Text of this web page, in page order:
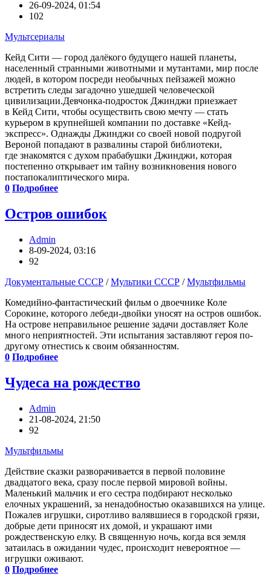
26-09-2024, 01:54
102
Мультсериалы
Кейд Сити — город далёкого будущего нашей планеты,
населенный странными животными и мутантами, мир после
людей, в котором посреди необычных пейзажей можно
встретить следы загадочно ушедшей человеческой
цивилизации.Девчонка-подросток Джинджи приезжает
в Кейд Сити, чтобы осуществить свою мечту — стать
курьером в крупнейшей компании по доставке «Кейд-
экспресс». Однажды Джинджи со своей новой подругой
Вероной попадают в развалины старой библиотеки,
где знакомятся с духом прабабушки Джинджи, которая
постепенно открывает им тайну возникновения нового
постапокалиптического мира.
0 Подробнее
Остров ошибок
Admin
8-09-2024, 03:16
92
Документальные СССР /Мультики СССР /Мультфильмы
Комедийно-фантастический фильм о двоечнике Коле
Сорокине, которого лебеди-двойки уносят на остров ошибок.
На острове неправильное решение задачи доставляет Коле
много неприятностей. Эти испытания заставляют героя по-
другому отнестись к своим обязанностям.
0 Подробнее
Чудеса на рождество
Admin
21-08-2024, 21:50
92
Мультфильмы
Действие сказки разворачивается в первой половине
двадцатого века, cразу после первой мировой войны.
Маленький мальчик и его сестра подбирают несколько
елочных украшений, за ненадобностью оказавшихся на улице.
Пожалев игрушки, сиротливо валявшиеся в городской грязи,
добрые дети приносят их домой, и украшают ими
рождественскую елку. В священную ночь, когда вся земля
затаилась в ожидании чудес, происходит невероятное —
игрушки оживают.
0 Подробнее